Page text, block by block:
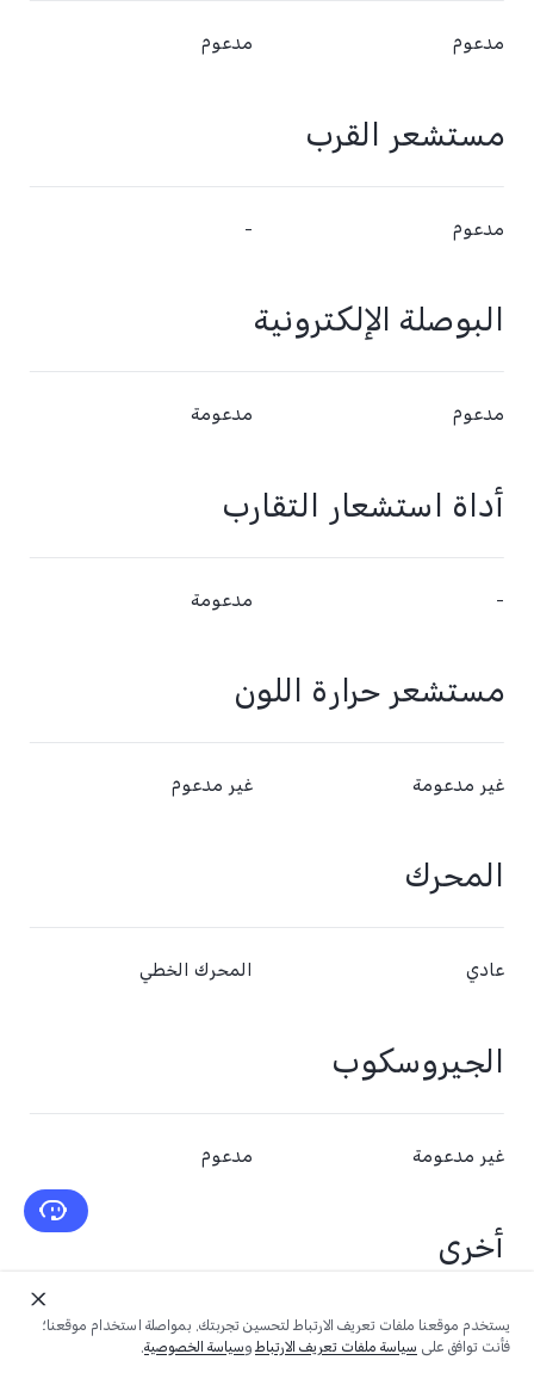
مدعوم مدعوم
مستشعر القرب
مدعوم -
البوصلة الإلكترونية
مدعوم مدعومة
أداة استشعار التقارب
- مدعومة
مستشعر حرارة اللون
غير مدعومة غير مدعوم
المحرك
عادي المحرك الخطي
الجيروسكوب
غير مدعومة مدعوم
أخرى
غير مدعومة
مستشعر الصالة، باعث الأشعة
يستخدم موقعنا ملفات تعريف الارتباط لتحسين تجربتك. بمواصلة استخدام موقعنا؛
فأنت توافق علىسياسة ملفات تعريف الارتباطوسياسة الخصوصية.